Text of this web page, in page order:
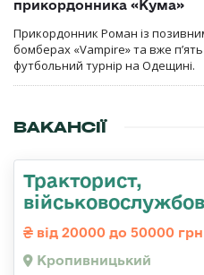
прикордонника «Кума»
Прикордонник Роман із
бомберах «Vampire» та вже
футбольний турнір на Одещині.
ВАКАНСІЇ
Тракторист,
від 20000 до 50000 грн
Кропивницький